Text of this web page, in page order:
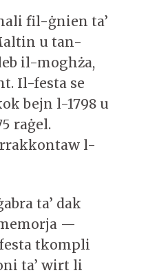
fil-ġnien ta’
u tan-
il-moghża,
Il-festa se
bejn l-1798 u
raġel.
l-
ta’ dak
—
tkompli
ta’ wirt li